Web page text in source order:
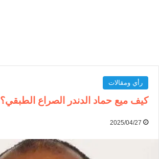
رأي ومقالات
كيف ميع حماد الدندر الصراع الطبقي؟
2025/04/27